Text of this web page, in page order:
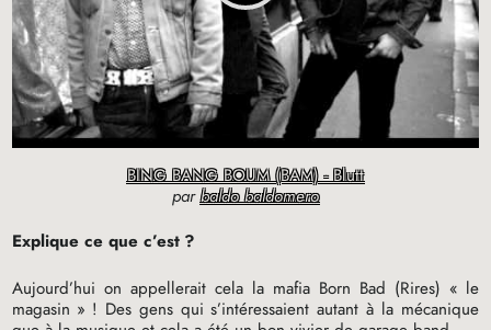
BING BANG BOUM (BAM) - Blutt
parbaldo baldomero
Explique ce que c’est ?
Aujourd’hui on appellerait cela la mafia Born Bad (Rires) « le
magasin » ! Des gens qui s’intéressaient autant à la mécanique